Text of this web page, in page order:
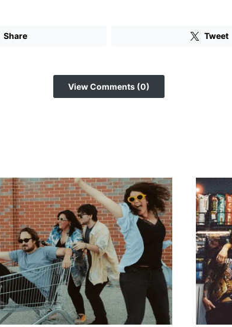
Share Tweet
View Comments (0)